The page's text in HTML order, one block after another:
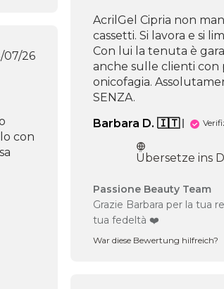
AcrilGel Cipria non
cassetti. Si lavora e si
Con lui la tenuta è
anche sulle clienti con
onicofagia.
SENZA.
Barbara D. 🇮🇹
Übersetze ins
des
zur
Passione Beauty Team
Grazie Barbara per la tua
tua fedeltà ❤️
War diese Bewertung hilfreich?
Veröffentlichungsdatum
07/26
con